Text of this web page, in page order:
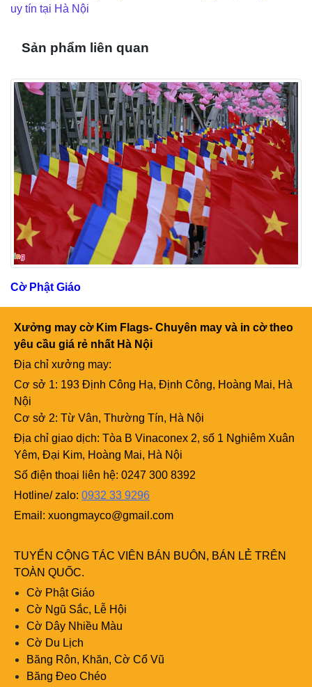
uy tín tại Hà Nội
Sản phẩm liên quan
Cờ Phật Giáo
Xưởng may cờ Kim Flags- Chuyên may và in cờ theo
yêu cầu giá rẻ nhất Hà Nội
Địa chỉ xưởng may:
Cơ sở 1: 193 Định Công Hạ, Định Công, Hoàng Mai, Hà
Nội
Cơ sở 2: Từ Vân, Thường Tín, Hà Nội
Địa chỉ giao dịch: Tòa B Vinaconex 2, số 1 Nghiêm Xuân
Yêm, Đại Kim, Hoàng Mai, Hà Nội
Số điện thoại liên hệ: 0247 300 8392
Hotline/ zalo: 0932 33 9296
Email: xuongmayco@gmail.com
TUYỂN CỘNG TÁC VIÊN BÁN BUÔN, BÁN LẺ TRÊN
TOÀN QUỐC.
Cờ Phật Giáo
Cờ Ngũ Sắc, Lễ Hội
Cờ Dây Nhiều Màu
Cờ Du Lịch
Băng Rôn, Khăn, Cờ Cổ Vũ
Băng Đeo Chéo